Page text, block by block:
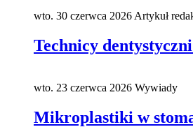
wto. 30 czerwca 2026 Artykuł
Technicy
wto. 23 czerwca 2026 Wywiady
Mikroplastiki w